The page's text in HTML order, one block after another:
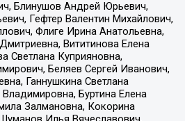
Блинушов Андрей Юрьевич,
Гефтер Валентин Михайлович,
Флиге Ирина Анатольевна,
Вититинова Елена
Светлана Куприяновна,
Беляев Сергей Иванович,
Ганнушкина Светлана
Буртина Елена
Залмановна, Кокорина